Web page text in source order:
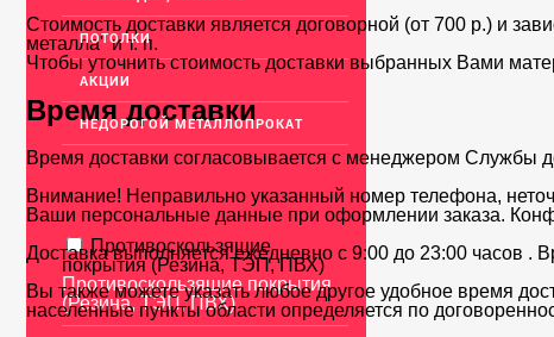
ПОТОЛКИ
АКЦИИ
НЕДОРОГОЙ МЕТАЛЛОПРОКАТ
Противоскользящие
покрытия (Резина, ТЭП, ПВХ)
Противоскользящие покрытия
(Резина, ТЭП, ПВХ)
Стоимость доставки является договорной (от 700 р.) и
металла" и т. п.
Чтобы уточнить стоимость доставки выбранных Вами
Время доставки
Время доставки согласовывается с менеджером Службы
Внимание! Неправильно указанный номер телефона,
Ваши персональные данные при оформлении заказа.
Доставка выполняется ежедневно с 9:00 до 23:00 часов .
Вы также можете указать любое другое удобное время
населенные пункты области определяется по